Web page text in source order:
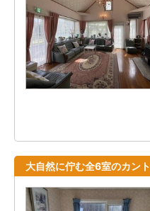
大自然に佇む全6室のカン